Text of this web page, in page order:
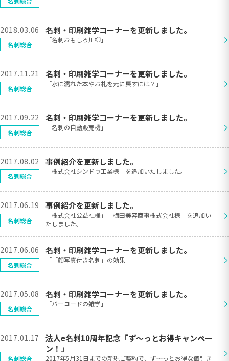
2018.03.06 名刺・印刷雑学コーナーを更新しました。
「名刺おもしろ川柳」 >
名刺総合
2017.11.21 名刺・印刷雑学コーナーを更新しました。
「水に濡れた本やお札を元に戻すには？」 >
名刺総合
2017.09.22 名刺・印刷雑学コーナーを更新しました。
「名刺の自動販売機」 >
名刺総合
2017.08.02 事例紹介を更新しました。
「株式会社シンドウ工業様」を追加いたしました。 >
名刺総合
2017.06.19 事例紹介を更新しました。
「株式会社公益社様」「梅田美容商事株式会社様」を追加い
たしました。
>
名刺総合
2017.06.06 名刺・印刷雑学コーナーを更新しました。
「「顔写真付き名刺」の効果」 >
名刺総合
2017.05.08 名刺・印刷雑学コーナーを更新しました。
「バーコードの雑学」 >
名刺総合
2017.01.17
法人e名刺10周年記念「ず〜っとお得キャンペー
ン！」
2017年5月31日までの新規ご契約で、ず〜っとお得な値引き
>
名刺総合